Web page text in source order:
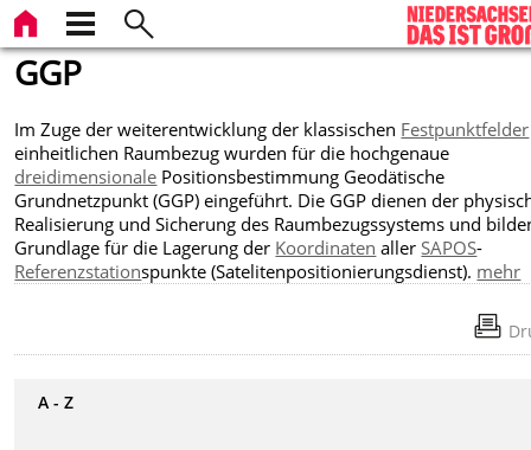
GGP
Im Zuge der weiterentwicklung der klassischen Festpunktfelder
einheitlichen Raumbezug wurden für die hochgenaue
dreidimensionale Positionsbestimmung Geodätische
Grundnetzpunkt(GGP) eingeführt. Die GGP dienen der
Realisierung und Sicherung des Raumbezugssystems und
Grundlage für die Lagerung der Koordinaten allerSAPOS-
Referenzstationspunkte (Satelitenpositionierungsdienst). mehr
A - Z